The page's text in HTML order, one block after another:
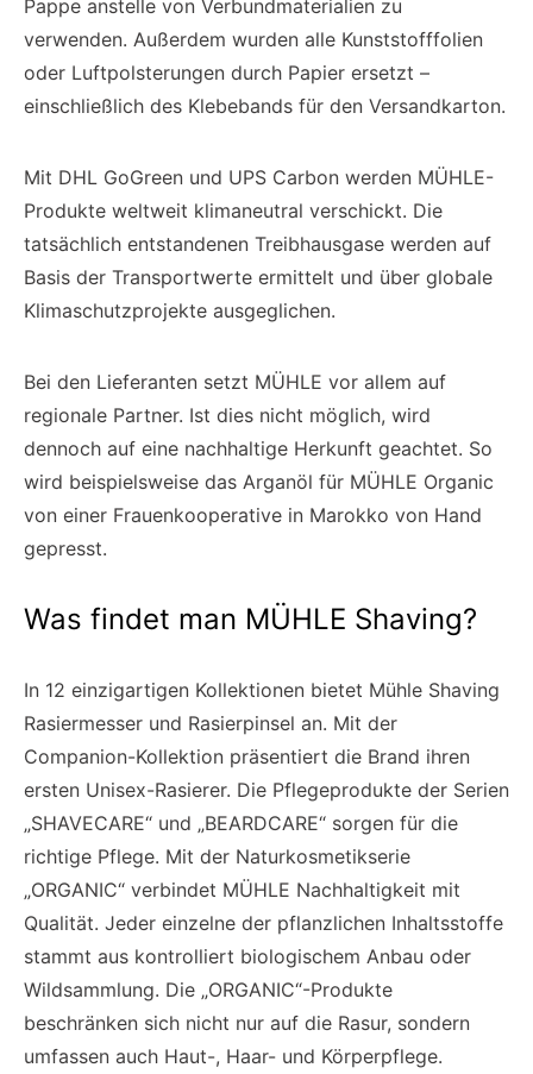
Pappe anstelle von Verbundmaterialien zu
verwenden. Außerdem wurden alle Kunststofffolien
oder Luftpolsterungen durch Papier ersetzt –
einschließlich des Klebebands für den Versandkarton.
Mit DHL GoGreen und UPS Carbon werden MÜHLE-
Produkte weltweit klimaneutral verschickt. Die
tatsächlich entstandenen Treibhausgase werden auf
Basis der Transportwerte ermittelt und über globale
Klimaschutzprojekte ausgeglichen.
Bei den Lieferanten setzt MÜHLE vor allem auf
regionale Partner. Ist dies nicht möglich, wird
dennoch auf eine nachhaltige Herkunft geachtet. So
wird beispielsweise das Arganöl für MÜHLE Organic
von einer Frauenkooperative in Marokko von Hand
gepresst.
Was findet man MÜHLE Shaving?
In 12 einzigartigen Kollektionen bietet Mühle Shaving
Rasiermesser und Rasierpinsel an. Mit der
Companion-Kollektion präsentiert die Brand ihren
ersten Unisex-Rasierer. Die Pflegeprodukte der Serien
„SHAVECARE“ und „BEARDCARE“ sorgen für die
richtige Pflege. Mit der Naturkosmetikserie
„ORGANIC“ verbindet MÜHLE Nachhaltigkeit mit
Qualität. Jeder einzelne der pflanzlichen Inhaltsstoffe
stammt aus kontrolliert biologischem Anbau oder
Wildsammlung. Die „ORGANIC“-Produkte
beschränken sich nicht nur auf die Rasur, sondern
umfassen auch Haut-, Haar- und Körperpflege.